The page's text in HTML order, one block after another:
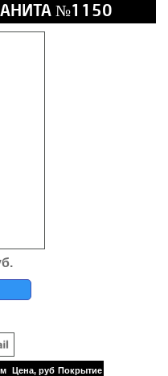
№1150
Цена, руб Покрытие